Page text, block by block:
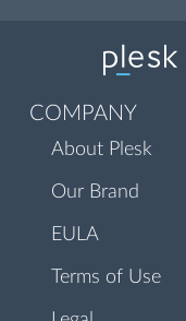
COMPANY
About Plesk
Our Brand
EULA
Terms of Use